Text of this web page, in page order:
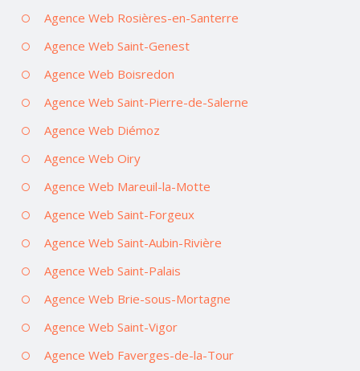
Agence Web Rosières-en-Santerre
Agence Web Saint-Genest
Agence Web Boisredon
Agence Web Saint-Pierre-de-Salerne
Agence Web Diémoz
Agence Web Oiry
Agence Web Mareuil-la-Motte
Agence Web Saint-Forgeux
Agence Web Saint-Aubin-Rivière
Agence Web Saint-Palais
Agence Web Brie-sous-Mortagne
Agence Web Saint-Vigor
Agence Web Faverges-de-la-Tour